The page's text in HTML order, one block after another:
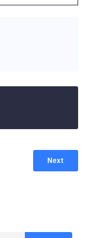
Next